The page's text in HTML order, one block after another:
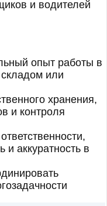
и водителей
опыт работы в
или
хранения,
и контроля
и аккуратность в